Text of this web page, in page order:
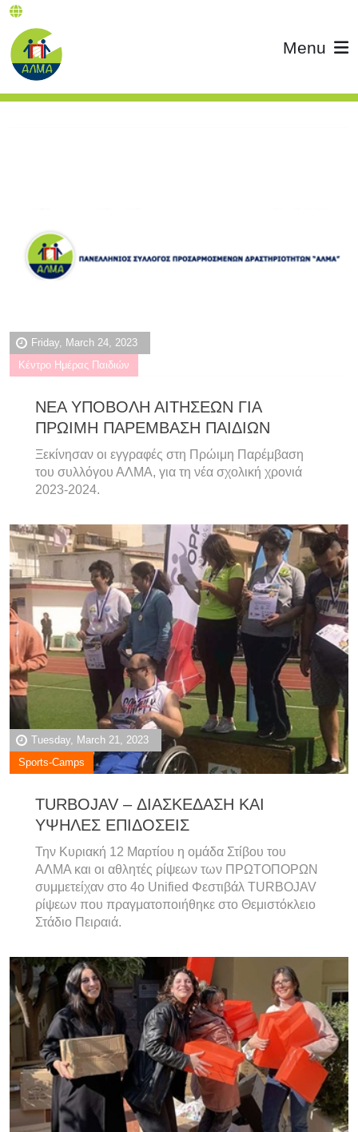
Menu
Friday, March 24, 2023
Κέντρο Ημέρας Παιδιών
ΝΕΑ ΥΠΟΒΟΛΗ ΑΙΤΗΣΕΩΝ ΓΙΑ
ΠΡΩΙΜΗ ΠΑΡΕΜΒΑΣΗ ΠΑΙΔΙΩΝ
Ξεκίνησαν οι εγγραφές στη Πρώιμη Παρέμβαση
του συλλόγου ΑΛΜΑ, για τη νέα σχολική χρονιά
2023-2024.
Tuesday, March 21, 2023
Sports-Camps
TURBOJAV – ΔΙΑΣΚΕΔΑΣΗ ΚΑΙ
ΥΨΗΛΕΣ ΕΠΙΔΟΣΕΙΣ
Την Κυριακή 12 Μαρτίου η ομάδα Στίβου του
ΑΛΜΑ και οι αθλητές ρίψεων των ΠΡΩΤΟΠΟΡΩΝ
συμμετείχαν στο 4ο Unified Φεστιβάλ TURBOJAV
ρίψεων που πραγματοποιήθηκε στο Θεμιστόκλειο
Στάδιο Πειραιά.